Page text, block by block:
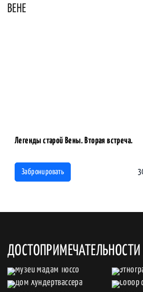
ВЕНЕ
Легенды старой Вены. Вторая встреча.
Забронировать
ДОСТОПРИМЕЧАТЕЛЬНОСТИ